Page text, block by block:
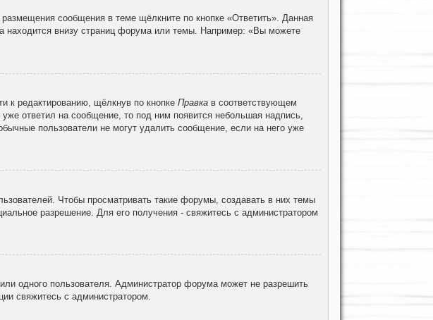
сообщения в теме щёлкните по кнопке «Ответить». Данная
находится внизу страниц форума или темы. Например: «Вы можете
к редактированию, щёлкнув по кнопке Правкав соответствующем
ответил на сообщение, то под ним появится небольшая надпись,
пользователи не могут удалить сообщение, если на него уже
Чтобы просматривать такие форумы, создавать в них темы
разрешение. Для его получения - свяжитесь с администратором
одного пользователя. Администратор форума может не разрешить
свяжитесь с администратором.